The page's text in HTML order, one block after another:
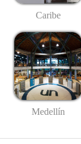
Caribe
Medellín